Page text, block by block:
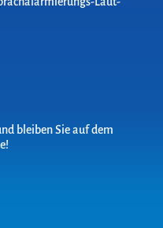
bleiben Sie auf dem